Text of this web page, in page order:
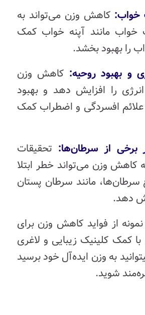
کاهش وزن می‌تواند به
مانند آپنه خواب کمک
را بهبود بخشد.
کاهش وزن
را افزایش دهد و بهبود
افسردگی و اضطراب کمک
تحقیقات
وزن می‌تواند خطر ابتلا
سرطان‌ها، مانند سرطان پستان
دهد.
از فواید کاهش وزن برای
کمک کلینیک زیبایی و لاغری
به وزن ایده‌آل خود برسید
شوید.